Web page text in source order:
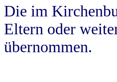
Die im
Eltern oder
übernommen.